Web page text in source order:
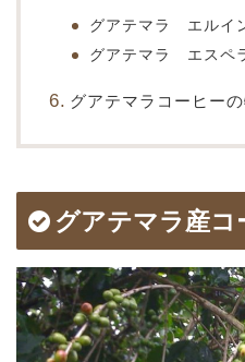
グアテマラ エルイ
グアテマラ エスペ
グアテマラコーヒー
グアテマラ産コ